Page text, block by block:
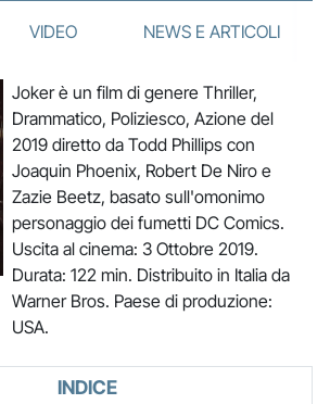
VIDEO NEWS E ARTICOLI
Joker è un film di genere Thriller,
Drammatico, Poliziesco, Azione del
2019 diretto da Todd Phillips con
Joaquin Phoenix, Robert De Niro e
Zazie Beetz, basato sull'omonimo
personaggio dei fumetti DC Comics.
Uscita al cinema: 3 Ottobre 2019.
Durata: 122 min. Distribuito in Italia da
Warner Bros. Paese di produzione:
USA.
INDICE